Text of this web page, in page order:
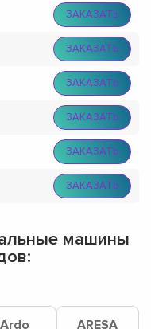
ЗАКАЗАТЬ
ЗАКАЗАТЬ
ЗАКАЗАТЬ
ЗАКАЗАТЬ
ЗАКАЗАТЬ
ЗАКАЗАТЬ
машины
Ardo ARESA